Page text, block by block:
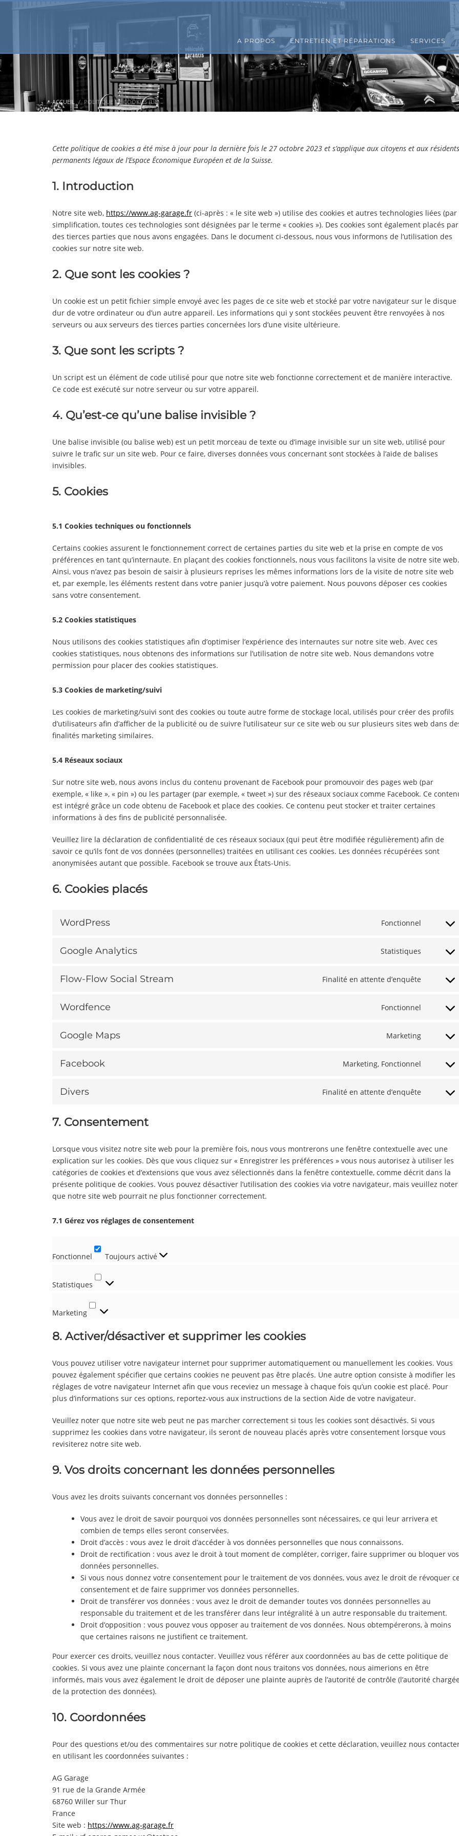
A PROPOS ENTRETIEN ET RÉPARATIONS SERVICES
ACCUEIL POLITIQUE DE COOKIES (UE)
Cette politique de cookies a été mise à jour pour la dernière fois le 27 octobre 2023 et s’applique aux citoyens et aux résidents
permanents légaux de l’Espace Économique Européen et de la Suisse.
1. Introduction
Notre site web, https://www.ag-garage.fr (ci-après : « le site web ») utilise des cookies et autres technologies liées (par
simplification, toutes ces technologies sont désignées par le terme « cookies »). Des cookies sont également placés par
des tierces parties que nous avons engagées. Dans le document ci-dessous, nous vous informons de l’utilisation des
cookies sur notre site web.
2. Que sont les cookies ?
Un cookie est un petit fichier simple envoyé avec les pages de ce site web et stocké par votre navigateur sur le disque
dur de votre ordinateur ou d’un autre appareil. Les informations qui y sont stockées peuvent être renvoyées à nos
serveurs ou aux serveurs des tierces parties concernées lors d’une visite ultérieure.
3. Que sont les scripts ?
Un script est un élément de code utilisé pour que notre site web fonctionne correctement et de manière interactive.
Ce code est exécuté sur notre serveur ou sur votre appareil.
4. Qu’est-ce qu’une balise invisible ?
Une balise invisible (ou balise web) est un petit morceau de texte ou d’image invisible sur un site web, utilisé pour
suivre le trafic sur un site web. Pour ce faire, diverses données vous concernant sont stockées à l’aide de balises
invisibles.
5. Cookies
5.1 Cookies techniques ou fonctionnels
Certains cookies assurent le fonctionnement correct de certaines parties du site web et la prise en compte de vos
préférences en tant qu’internaute. En plaçant des cookies fonctionnels, nous vous facilitons la visite de notre site web.
Ainsi, vous n’avez pas besoin de saisir à plusieurs reprises les mêmes informations lors de la visite de notre site web
et, par exemple, les éléments restent dans votre panier jusqu’à votre paiement. Nous pouvons déposer ces cookies
sans votre consentement.
5.2 Cookies statistiques
Nous utilisons des cookies statistiques afin d’optimiser l’expérience des internautes sur notre site web. Avec ces
cookies statistiques, nous obtenons des informations sur l’utilisation de notre site web. Nous demandons votre
permission pour placer des cookies statistiques.
5.3 Cookies de marketing/suivi
Les cookies de marketing/suivi sont des cookies ou toute autre forme de stockage local, utilisés pour créer des profils
d’utilisateurs afin d’afficher de la publicité ou de suivre l’utilisateur sur ce site web ou sur plusieurs sites web dans
finalités marketing similaires.
5.4 Réseaux sociaux
Sur notre site web, nous avons inclus du contenu provenant de Facebook pour promouvoir des pages web (par
exemple, « like », « pin ») ou les partager (par exemple, « tweet ») sur des réseaux sociaux comme Facebook. Ce
est intégré grâce un code obtenu de Facebook et place des cookies. Ce contenu peut stocker et traiter certaines
informations à des fins de publicité personnalisée.
Veuillez lire la déclaration de confidentialité de ces réseaux sociaux (qui peut être modifiée régulièrement) afin de
savoir ce qu’ils font de vos données (personnelles) traitées en utilisant ces cookies. Les données récupérées sont
anonymisées autant que possible. Facebook se trouve aux États-Unis.
6. Cookies placés
WordPress Fonctionnel
Consent
service
Google Analytics Statistiques
Consent
service
Flow-Flow Social Stream Finalité en attente d’enquête
Consent
service
social-
Wordfence Fonctionnel
Consent
service
Google Maps Marketing
Consent
service
Facebook Marketing, Fonctionnel
Consent
service
Divers Finalité en attente d’enquête
Consent
7. Consentement
Lorsque vous visitez notre site web pour la première fois, nous vous montrerons une fenêtre contextuelle avec une
explication sur les cookies. Dès que vous cliquez sur « Enregistrer les préférences » vous nous autorisez à utiliser les
catégories de cookies et d’extensions que vous avez sélectionnés dans la fenêtre contextuelle, comme décrit dans la
présente politique de cookies. Vous pouvez désactiver l’utilisation des cookies via votre navigateur, mais veuillez noter
que notre site web pourrait ne plus fonctionner correctement.
7.1 Gérez vos réglages de consentement
Fonctionnel
Fonctionnel
Toujours activé
Statistiques
Marketing
8. Activer/désactiver et supprimer les cookies
Vous pouvez utiliser votre navigateur internet pour supprimer automatiquement ou manuellement les cookies. Vous
pouvez également spécifier que certains cookies ne peuvent pas être placés. Une autre option consiste à modifier les
réglages de votre navigateur Internet afin que vous receviez un message à chaque fois qu’un cookie est placé. Pour
plus d’informations sur ces options, reportez-vous aux instructions de la section Aide de votre navigateur.
Veuillez noter que notre site web peut ne pas marcher correctement si tous les cookies sont désactivés. Si vous
supprimez les cookies dans votre navigateur, ils seront de nouveau placés après votre consentement lorsque vous
revisiterez notre site web.
9. Vos droits concernant les données personnelles
Vous avez les droits suivants concernant vos données personnelles :
Vous avez le droit de savoir pourquoi vos données personnelles sont nécessaires, ce qui leur arrivera et
combien de temps elles seront conservées.
Droit d’accès : vous avez le droit d’accéder à vos données personnelles que nous connaissons.
Droit de rectification : vous avez le droit à tout moment de compléter, corriger, faire supprimer ou bloquer vos
données personnelles.
Si vous nous donnez votre consentement pour le traitement de vos données, vous avez le droit de révoquer
consentement et de faire supprimer vos données personnelles.
Droit de transférer vos données : vous avez le droit de demander toutes vos données personnelles au
responsable du traitement et de les transférer dans leur intégralité à un autre responsable du traitement.
Droit d’opposition : vous pouvez vous opposer au traitement de vos données. Nous obtempérerons, à moins
que certaines raisons ne justifient ce traitement.
Pour exercer ces droits, veuillez nous contacter. Veuillez vous référer aux coordonnées au bas de cette politique de
cookies. Si vous avez une plainte concernant la façon dont nous traitons vos données, nous aimerions en être
informés, mais vous avez également le droit de déposer une plainte auprès de l’autorité de contrôle (l’autorité
de la protection des données).
10. Coordonnées
Pour des questions et/ou des commentaires sur notre politique de cookies et cette déclaration, veuillez nous
en utilisant les coordonnées suivantes :
AG Garage
91 rue de la Grande Armée
68760 Willer sur Thur
France
Site web : https://www.ag-garage.fr